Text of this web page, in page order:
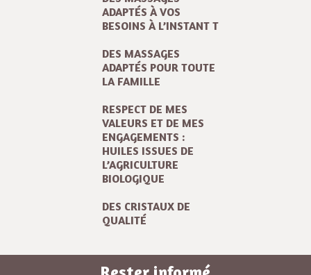
ADAPTÉS À VOS
BESOINS À L’INSTANT T
DES MASSAGES
ADAPTÉS POUR TOUTE
LA FAMILLE
RESPECT DE MES
VALEURS ET DE MES
ENGAGEMENTS :
HUILES ISSUES DE
L’AGRICULTURE
BIOLOGIQUE
DES CRISTAUX DE
QUALITÉ